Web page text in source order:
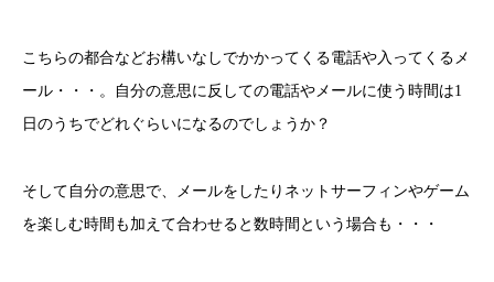
こちらの都合などお構いなしでかかってくる電話や入ってくるメ
ール・・・。自分の意思に反しての電話やメールに使う時間は1
日のうちでどれぐらいになるのでしょうか？
そして自分の意思で、メールをしたりネットサーフィンやゲーム
を楽しむ時間も加えて合わせると数時間という場合も・・・